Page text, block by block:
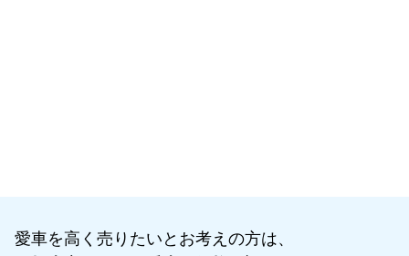
愛車を高く売りたいとお考えの方は、